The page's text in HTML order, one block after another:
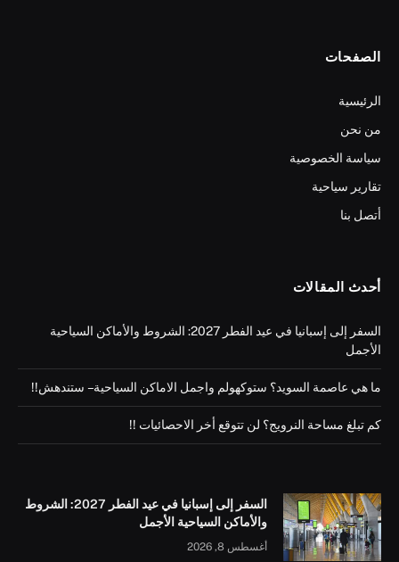
الصفحات
الرئيسية
من نحن
سياسة الخصوصية
تقارير سياحية
أتصل بنا
أحدث المقالات
السفر إلى إسبانيا في عيد الفطر 2027: الشروط والأماكن السياحية
الأجمل
ما هي عاصمة السويد؟ ستوكهولم واجمل الاماكن السياحية – ستندهش!!
كم تبلغ مساحة النرويج؟ لن تتوقع أخر الاحصائيات !!
السفر إلى إسبانيا في عيد الفطر 2027: الشروط
والأماكن السياحية الأجمل
أغسطس 8, 2026